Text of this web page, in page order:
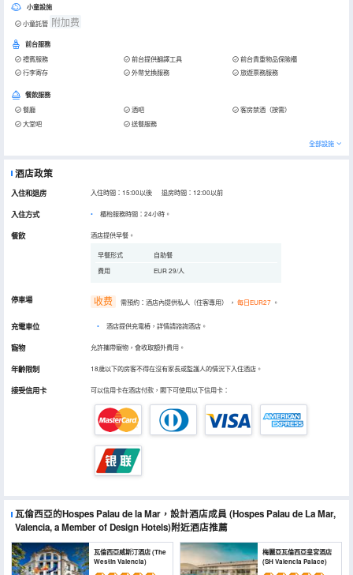
小童設施
小童託管 附加费
前台服務
禮賓服務 前台提供翻譯工具
前台貴重物品保險櫃
行李寄存
外幣兌換服務 旅遊票務服務
餐飲服務
餐廳 酒吧
客房禁酒（按需）
大堂吧
送餐服務
全部設施
酒店政策
入住和退房 入住時間：15:00以後 退房時間：12:00以前
入住方式 櫃枱服務時間：24小時。
餐飲 酒店提供早餐。
早餐形式
自助餐
費用
EUR 29/人
停車場 收费 需預約：酒店內提供私人（住客專用） ， 每日EUR27 。
充電車位 • 酒店提供充電樁，詳情請諮詢酒店。
寵物 允許攜帶寵物，會收取額外費用。
年齡限制 18歲以下的房客不得在沒有家長或監護人的情況下入住酒店。
接受信用卡 可以信用卡在酒店付款，閣下可使用以下信用卡：
瓦倫西亞的Hospes Palau de la Mar，設計酒店成員(Hospes Palau de La Mar,
Valencia, a Member of Design Hotels)附近酒店推薦
瓦倫西亞威斯汀酒店 (The
Westin Valencia)
梅麗亞瓦倫西亞皇宮酒店
(SH Valencia Palace)